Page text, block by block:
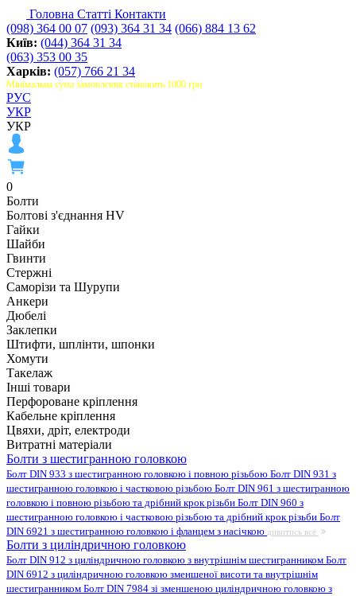
Головна Статті Контакти
(098) 364 00 07 (093) 364 31 34 (066) 884 13 62
Київ: (044) 364 31 34
(063) 353 00 35
Харків: (057) 766 21 34
Мінімальна сума замовлення становить 1000 грн
РУС
УКР
УКР
0
Болти
Болтові з'єднання HV
Гайки
Шайби
Гвинти
Стержні
Саморізи та Шурупи
Анкери
Дюбелі
Заклепки
Штифти, шплінти, шпонки
Хомути
Такелаж
Інші товари
Перфороване кріплення
Кабельне кріплення
Цвяхи, дріт, електроди
Витратні матеріали
Болти з шестигранною головкою
Болт DIN 933 з шестигранною головкою і повною різьбою Болт DIN 931 з
шестигранною головкою і частковою різьбою Болт DIN 961 з шестигранною
головкою і повною різьбою та дрібний крок різьби Болт DIN 960 з
шестигранною головкою і частковою різьбою та дрібний крок різьби Болт
DIN 6921 з шестигранною головкою і фланцем з насічкою дивитись все
Болти з циліндричною головкою
Болт DIN 912 з циліндричною головкою з внутрішнім шестигранником Болт
DIN 6912 з циліндричною головкою зменшеної висоти та внутрішнім
шестигранником Болт DIN 7984 зі зменшеною циліндричною головкою з